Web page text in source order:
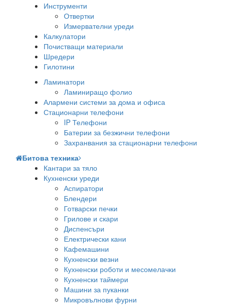
Инструменти
Отвертки
Измервателни уреди
Калкулатори
Почистващи материали
Шредери
Гилотини
Ламинатори
Ламиниращо фолио
Алармени системи за дома и офиса
Стационарни телефони
IP Телефони
Батерии за безжични телефони
Захранвания за стационарни телефони
Битова техника
Кантари за тяло
Кухненски уреди
Аспиратори
Блендери
Готварски печки
Грилове и скари
Диспенсъри
Електрически кани
Кафемашини
Кухненски везни
Кухненски роботи и месомелачки
Кухненски таймери
Машини за пуканки
Микровълнови фурни